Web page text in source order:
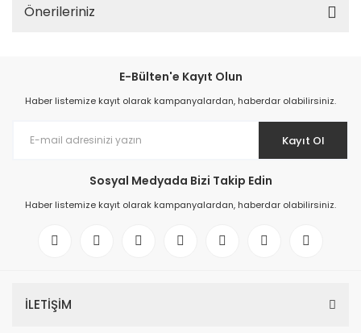
Önerileriniz
E-Bülten'e Kayıt Olun
Haber listemize kayıt olarak kampanyalardan, haberdar olabilirsiniz.
Kayıt Ol
Sosyal Medyada Bizi Takip Edin
Haber listemize kayıt olarak kampanyalardan, haberdar olabilirsiniz.
İLETİŞİM